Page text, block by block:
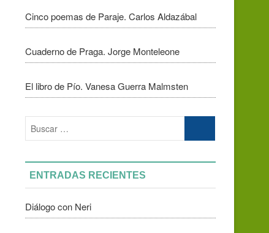
Cinco poemas de Paraje. Carlos Aldazábal
Cuaderno de Praga. Jorge Monteleone
El libro de Pío. Vanesa Guerra Malmsten
ENTRADAS RECIENTES
Diálogo con Neri